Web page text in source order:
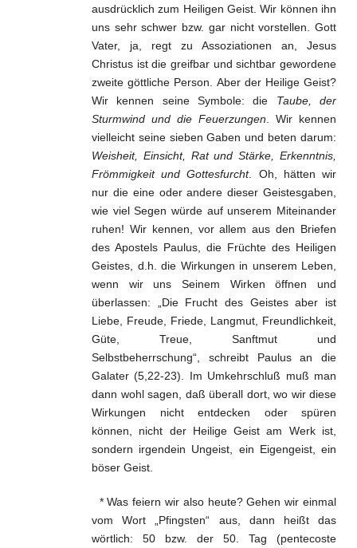
ausdrücklich zum Heiligen Geist. Wir können ihn
uns sehr schwer bzw. gar nicht vorstellen. Gott
Vater, ja, regt zu Assoziationen an, Jesus
Christus ist die greifbar und sichtbar gewordene
zweite göttliche Person. Aber der Heilige Geist?
Wir kennen seine Symbole: die Taube, der
Sturmwind und die Feuerzungen . Wir kennen
vielleicht seine sieben Gaben und beten darum:
Weisheit, Einsicht, Rat und Stärke, Erkenntnis,
Frömmigkeit und Gottesfurcht. Oh, hätten wir
nur die eine oder andere dieser Geistesgaben,
wie viel Segen würde auf unserem Miteinander
ruhen! Wir kennen, vor allem aus den Briefen
des Apostels Paulus, die Früchte des Heiligen
Geistes, d.h. die Wirkungen in unserem Leben,
wenn wir uns Seinem Wirken öffnen und
überlassen: „Die Frucht des Geistes aber ist
Liebe, Freude, Friede, Langmut, Freundlichkeit,
Güte, Treue, Sanftmut und
Selbstbeherrschung“, schreibt Paulus an die
Galater (5,22-23). Im Umkehrschluß muß man
dann wohl sagen, daß überall dort, wo wir diese
Wirkungen nicht entdecken oder spüren
können, nicht der Heilige Geist am Werk ist,
sondern irgendein Ungeist, ein Eigengeist, ein
böser Geist.
* Was feiern wir also heute? Gehen wir einmal
vom Wort „Pfingsten“ aus, dann heißt das
wörtlich: 50 bzw. der 50. Tag (pentecoste